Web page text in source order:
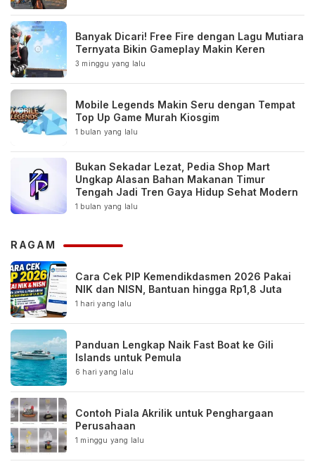
Banyak Dicari! Free Fire dengan Lagu Mutiara
Ternyata Bikin Gameplay Makin Keren
3 minggu yang lalu
Mobile Legends Makin Seru dengan Tempat
Top Up Game Murah Kiosgim
1 bulan yang lalu
Bukan Sekadar Lezat, Pedia Shop Mart
Ungkap Alasan Bahan Makanan Timur
Tengah Jadi Tren Gaya Hidup Sehat Modern
1 bulan yang lalu
RAGAM
Cara Cek PIP Kemendikdasmen 2026 Pakai
NIK dan NISN, Bantuan hingga Rp1,8 Juta
1 hari yang lalu
Panduan Lengkap Naik Fast Boat ke Gili
Islands untuk Pemula
6 hari yang lalu
Contoh Piala Akrilik untuk Penghargaan
Perusahaan
1 minggu yang lalu